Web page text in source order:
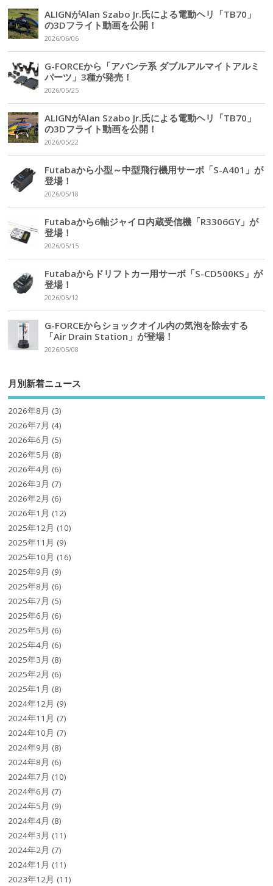
ALIGNがAlan Szabo Jr.氏による電動ヘリ「TB70」
の3Dフライト動画を公開！
2026/06/06
G-FORCEから「アバンテ系 ダブルアルマイトアルミ
パーツ」3種が発売！
2026/05/25
ALIGNがAlan Szabo Jr.氏による電動ヘリ「TB70」
の3Dフライト動画を公開！
2026/05/22
Futabaから小型～中型飛行機用サーボ「S-A401」が
登場！
2026/05/18
Futabaから6軸ジャイロ内蔵受信機「R3306GY」が
登場！
2026/05/15
Futabaからドリフトカー用サーボ「S-CD500KS」が
登場！
2026/05/12
G-FORCEからショックオイル内の気泡を除去する
「Air Drain Station」が登場！
2026/05/08
月別新着ニュース
2026年8月 (3)
2026年7月 (4)
2026年6月 (5)
2026年5月 (8)
2026年4月 (6)
2026年3月 (7)
2026年2月 (6)
2026年1月 (12)
2025年12月 (10)
2025年11月 (9)
2025年10月 (16)
2025年9月 (9)
2025年8月 (6)
2025年7月 (5)
2025年6月 (6)
2025年5月 (6)
2025年4月 (6)
2025年3月 (8)
2025年2月 (6)
2025年1月 (8)
2024年12月 (9)
2024年11月 (7)
2024年10月 (7)
2024年9月 (8)
2024年8月 (6)
2024年7月 (10)
2024年6月 (7)
2024年5月 (9)
2024年4月 (8)
2024年3月 (11)
2024年2月 (7)
2024年1月 (11)
2023年12月 (11)